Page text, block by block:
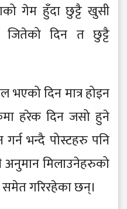
गेम हुँदा छुट्टै खुसी
जितेको दिन त छुट्टै
दिन मात्र होइन
हरेक दिन जसो हुने
भन्दै पोस्टहरु पनि
मिलाउनेहरुको
समेत गरिरहेका छन्।